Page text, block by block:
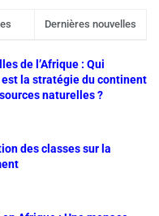
Dernières nouvelles
de l’Afrique : Qui
la stratégie du continent
naturelles ?
des classes sur la